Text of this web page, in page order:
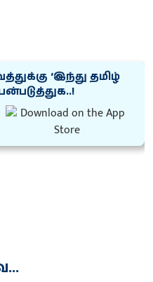
‘இந்து தமிழ்